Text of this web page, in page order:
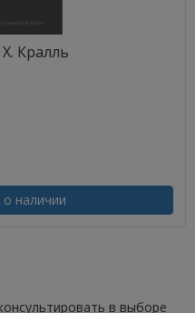
Кралль
наличии
в выборе